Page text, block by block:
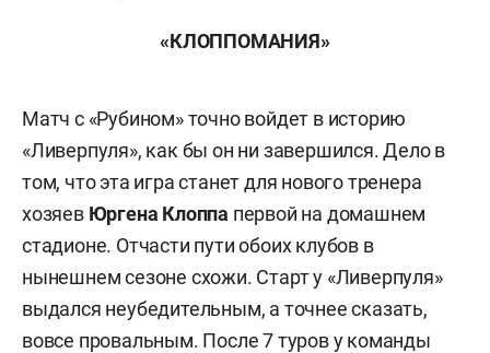
«КЛОППОМАНИЯ»
Матч с «Рубином» точно войдет в историю
«Ливерпуля», как бы он ни завершился. Дело в
том, что эта игра станет для нового тренера
хозяев Юргена Клоппа первой на домашнем
стадионе. Отчасти пути обоих клубов в
нынешнем сезоне схожи. Старт у «Ливерпуля»
выдался неубедительным, а точнее сказать,
вовсе провальным. После 7 туров у команды